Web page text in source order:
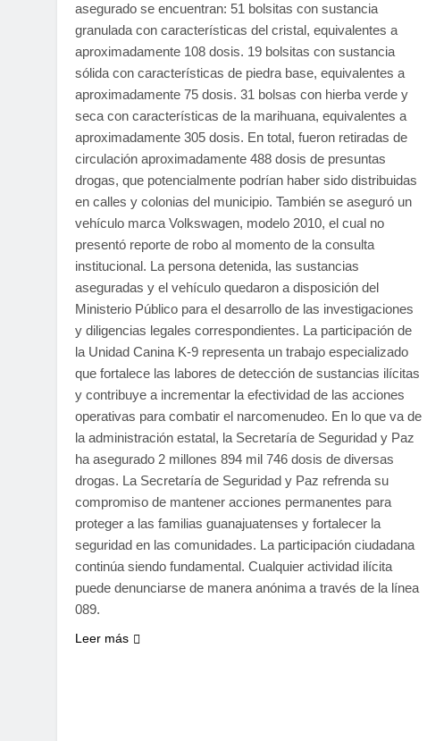
asegurado se encuentran: 51 bolsitas con sustancia
granulada con características del cristal, equivalentes a
aproximadamente 108 dosis. 19 bolsitas con sustancia
sólida con características de piedra base, equivalentes a
aproximadamente 75 dosis. 31 bolsas con hierba verde y
seca con características de la marihuana, equivalentes a
aproximadamente 305 dosis. En total, fueron retiradas de
circulación aproximadamente 488 dosis de presuntas
drogas, que potencialmente podrían haber sido distribuidas
en calles y colonias del municipio. También se aseguró un
vehículo marca Volkswagen, modelo 2010, el cual no
presentó reporte de robo al momento de la consulta
institucional. La persona detenida, las sustancias
aseguradas y el vehículo quedaron a disposición del
Ministerio Público para el desarrollo de las investigaciones
y diligencias legales correspondientes. La participación de
la Unidad Canina K-9 representa un trabajo especializado
que fortalece las labores de detección de sustancias ilícitas
y contribuye a incrementar la efectividad de las acciones
operativas para combatir el narcomenudeo. En lo que va de
la administración estatal, la Secretaría de Seguridad y Paz
ha asegurado 2 millones 894 mil 746 dosis de diversas
drogas. La Secretaría de Seguridad y Paz refrenda su
compromiso de mantener acciones permanentes para
proteger a las familias guanajuatenses y fortalecer la
seguridad en las comunidades. La participación ciudadana
continúa siendo fundamental. Cualquier actividad ilícita
puede denunciarse de manera anónima a través de la línea
089.
Leer más